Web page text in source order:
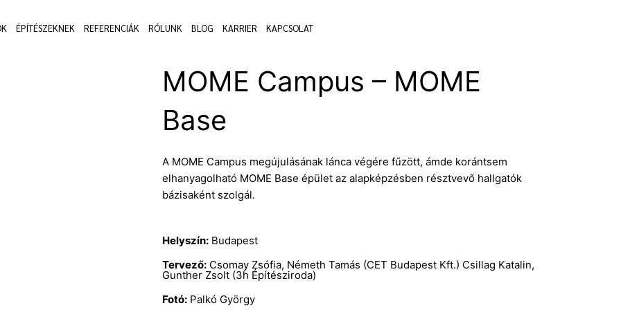
ÉPÍTÉSZEKNEK REFERENCIÁK RÓLUNK BLOG KARRIER KAPCSOLAT
MOME Campus – MOME
Base
A MOME Campus megújulásának lánca végére fűzött, ámde korántsem
elhanyagolható MOME Base épület az alapképzésben résztvevő hallgatók
bázisaként szolgál.
Helyszín: Budapest
Tervező: Csomay Zsófia, Németh Tamás (CET Budapest Kft.) Csillag Katalin,
Gunther Zsolt (3h Építésziroda)
Fotó: Palkó György